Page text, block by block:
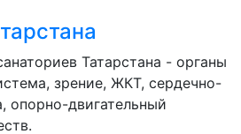
Татарстана - органы
зрение, ЖКТ, сердечно-
опорно-двигательный